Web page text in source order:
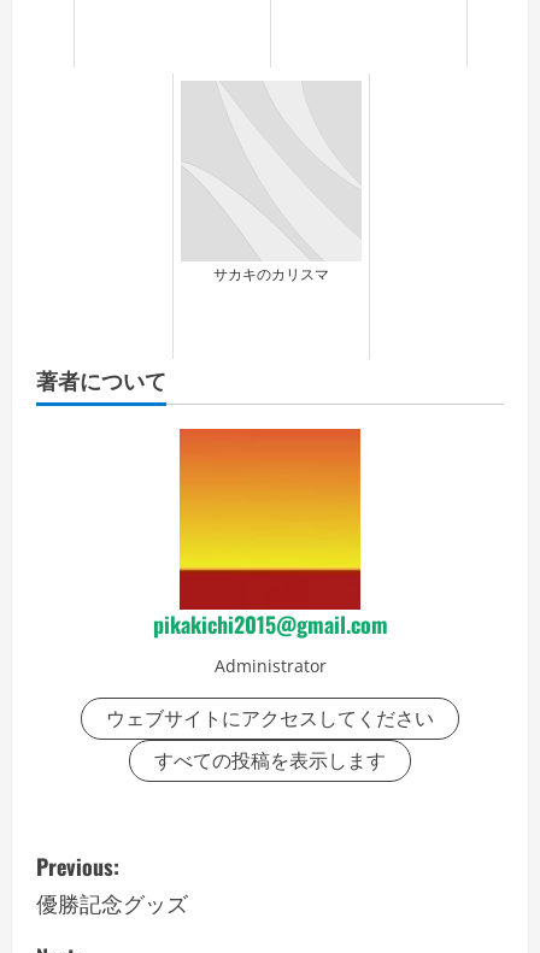
サカキのカリスマ
著者について
pikakichi2015@gmail.com
Administrator
ウェブサイトにアクセスしてください
すべての投稿を表示します
P
o
Previous:
優勝記念グッズ